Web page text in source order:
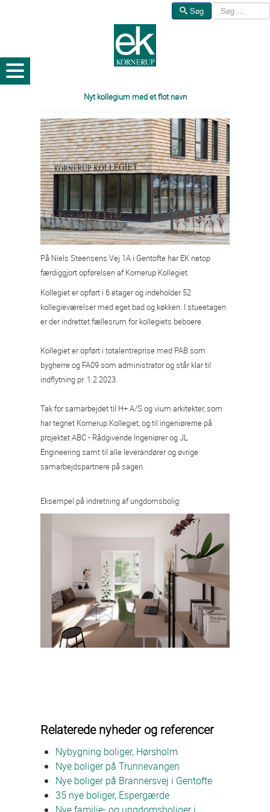
Søg Søg
Nyt kollegium med et flot navn
På Niels Steensens Vej 1A i Gentofte har EK netop
færdiggjort opførelsen af Kornerup Kollegiet.
Kollegiet er opført i 6 etager og indeholder 52
kollegieværelser med eget bad og køkken. I stueetagen
er der indrettet fællesrum for kollegiets beboere.
Kollegiet er opført i totalentreprise med PAB som
bygherre og FA09 som administrator og står klar til
indflytning pr. 1.2.2023.
Tak for samarbejdet til H+ A/S og vium arkitekter, som
har tegnet Kornerup Kollegiet, og til ingeniørerne på
projektet ABC - Rådgivende Ingeniører og JL
Engineering samt til alle leverandører og øvrige
samarbejdspartnere på sagen.
Eksempel på indretning af ungdomsbolig:
Relaterede nyheder og referencer
Nybygning boliger, Hørsholm
Nye boliger på Trunnevangen
Nye boliger på Brannersvej i Gentofte
35 nye boliger, Espergærde